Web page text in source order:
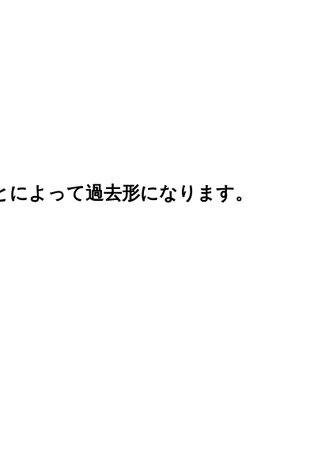
よって過去形になります。